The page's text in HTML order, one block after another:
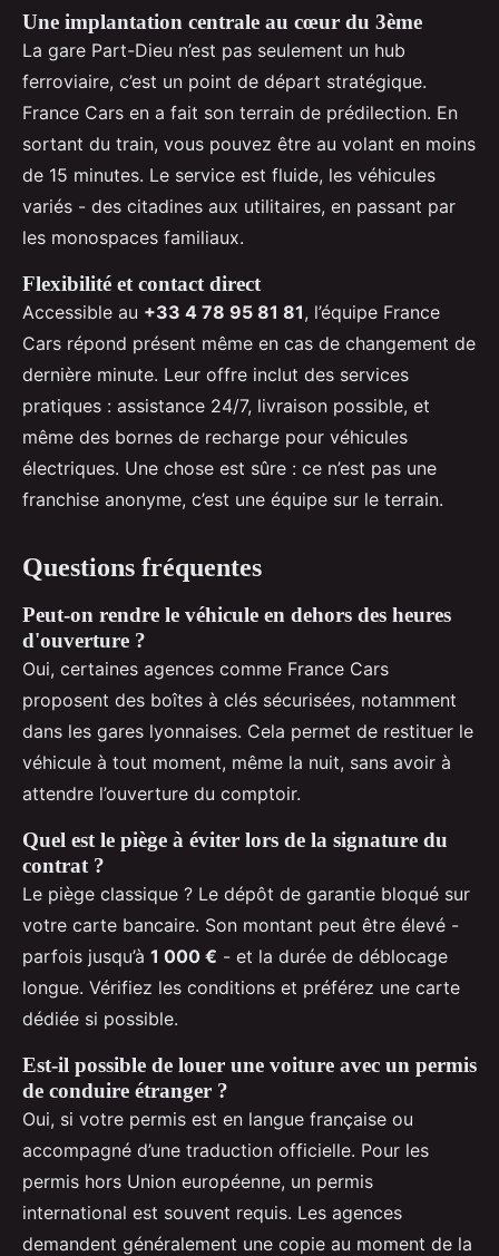
Une implantation centrale au cœur du 3ème
La gare Part-Dieu n’est pas seulement un hub
ferroviaire, c’est un point de départ stratégique.
France Cars en a fait son terrain de prédilection. En
sortant du train, vous pouvez être au volant en moins
de 15 minutes. Le service est fluide, les véhicules
variés - des citadines aux utilitaires, en passant par
les monospaces familiaux.
Flexibilité et contact direct
Accessible au +33 4 78 95 81 81, l’équipe France
Cars répond présent même en cas de changement de
dernière minute. Leur offre inclut des services
pratiques : assistance 24/7, livraison possible, et
même des bornes de recharge pour véhicules
électriques. Une chose est sûre : ce n’est pas une
franchise anonyme, c’est une équipe sur le terrain.
Questions fréquentes
Peut-on rendre le véhicule en dehors des heures
d'ouverture ?
Oui, certaines agences comme France Cars
proposent des boîtes à clés sécurisées, notamment
dans les gares lyonnaises. Cela permet de restituer le
véhicule à tout moment, même la nuit, sans avoir à
attendre l’ouverture du comptoir.
Quel est le piège à éviter lors de la signature du
contrat ?
Le piège classique ? Le dépôt de garantie bloqué sur
votre carte bancaire. Son montant peut être élevé -
parfois jusqu’à 1 000 € - et la durée de déblocage
longue. Vérifiez les conditions et préférez une carte
dédiée si possible.
Est-il possible de louer une voiture avec un permis
de conduire étranger ?
Oui, si votre permis est en langue française ou
accompagné d’une traduction officielle. Pour les
permis hors Union européenne, un permis
international est souvent requis. Les agences
demandent généralement une copie au moment de la